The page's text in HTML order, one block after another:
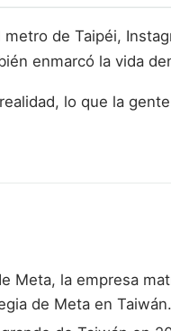
de Taipéi,
enmarcó la vida
lo que la
Meta, la empresa
de Meta en Taiwán.